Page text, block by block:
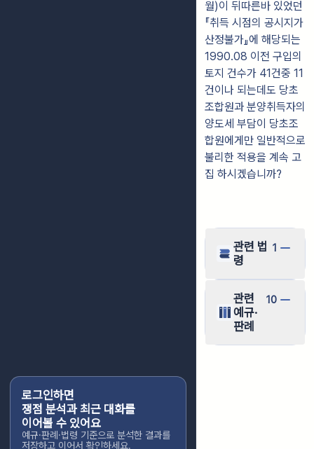
로그인하면
쟁점 분석과 최근 대화를
이어볼 수 있어요
예규·판례·법령 기준으로 분석한 결과를
저장하고 이어서 확인하세요.
월)이 뒤따른바 있었던
『취득 시점의 공시지가
산정불가』에 해당되는
1990.08 이전 구입의
토지 건수가 41건중 11
건이나 되는데도 당초
조합원과 분양취득자의
양도세 부담이 당초조
합원에게만 일반적으로
불리한 적용을 계속 고
집 하시겠습니까?
관련 법
령
1
관련
예규·
판례
10